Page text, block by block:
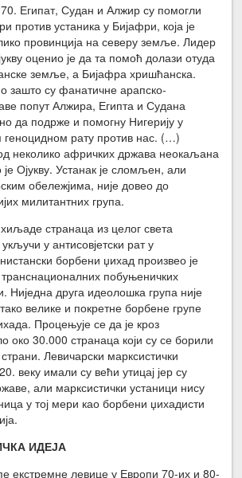
Египат, Судан и Алжир су помогли
против устаника у Бијафри, која је
провинција на северу земље. Лидер
оценио је да та помоћ долази отуда
земље, а Бијафра хришћанска.
зашто су фанатичне арапско-
попут Алжира, Египта и Судана
да подрже и помогну Нигерију у
рату против нас. (…)
неколико афричких држава неокаљана
Ојукву. Устанак је сломљен, али
обележјима, није довео до
милитантних група.
странаца из целог света
у антисовјетски рат у
борбени џихад произвео је
транснационалних побуњеничких
Ниједна друга идеолошка група није
велике и покретне борбене групе
Процењује се да је кроз
око 30.000 странаца који су се борили
Левичарски марксистички
веку имали су већи утицај јер су
али марксистички устаници нису
у тој мери као борбени џихадисти
ИДЕЈА
екстремне левице у Европи 70-их и 80-